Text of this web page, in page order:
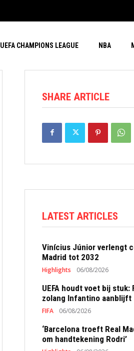
UEFA CHAMPIONS LEAGUE NBA
SHARE ARTICLE
LATEST ARTICLES
Vinícius Júnior verlengt
Madrid tot 2032
Highlights 06/08/2026
UEFA houdt voet bij stuk:
zolang Infantino aanblijft
FIFA 06/08/2026
‘Barcelona troeft Real
om handtekening Rodri’